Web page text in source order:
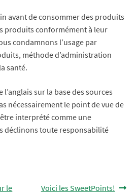
avant de consommer des produits
produits conformément à leur
condamnons l’usage par
méthode d’administration
santé.
sur la base des sources
nécessairement le point de vue de
interprété comme une
déclinons toute responsabilité
le
Article
Voici les SweetPoints!